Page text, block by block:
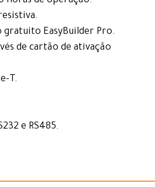
EasyBuilder Pro.
de cartão de ativação
T.
e RS485.